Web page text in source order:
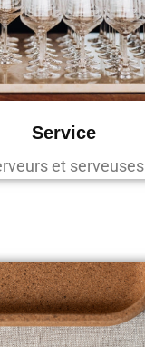
Service
et serveuses